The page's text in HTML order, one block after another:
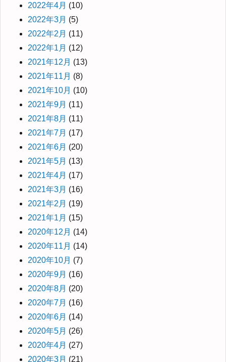
2022年4月 (10)
2022年3月 (5)
2022年2月 (11)
2022年1月 (12)
2021年12月 (13)
2021年11月 (8)
2021年10月 (10)
2021年9月 (11)
2021年8月 (11)
2021年7月 (17)
2021年6月 (20)
2021年5月 (13)
2021年4月 (17)
2021年3月 (16)
2021年2月 (19)
2021年1月 (15)
2020年12月 (14)
2020年11月 (14)
2020年10月 (7)
2020年9月 (16)
2020年8月 (20)
2020年7月 (16)
2020年6月 (14)
2020年5月 (26)
2020年4月 (27)
2020年3月 (21)